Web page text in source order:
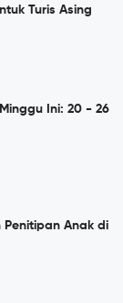
Turis Asing
Ini: 20 - 26
Penitipan Anak di